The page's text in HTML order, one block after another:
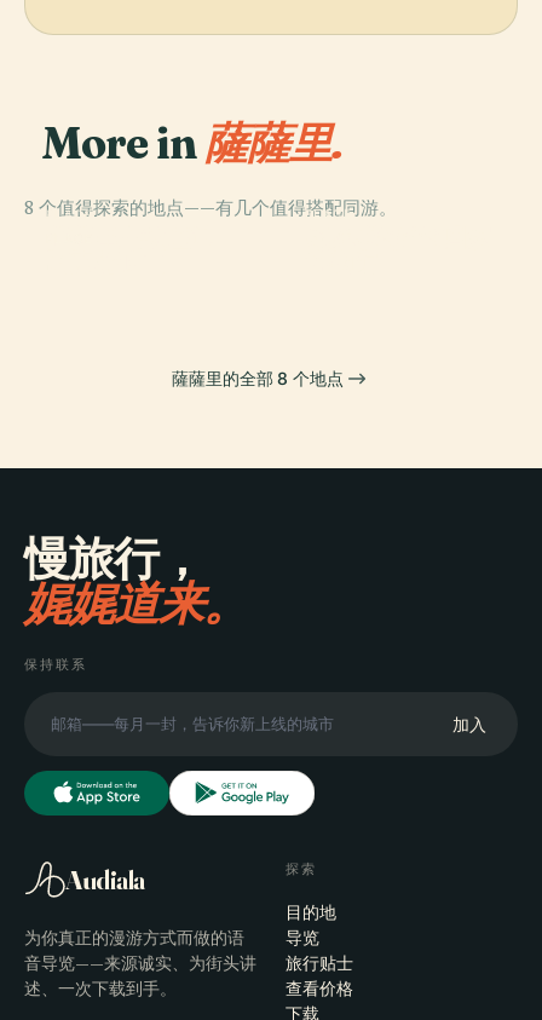
More in薩薩里.
8 个值得探索的地点——有几个值得搭配同游。
PLACE PLACE
PLACE
薩薩里的全部 8 个地点
慢旅行，
娓娓道来。
保持联系
加入
Audiala
为你真正的漫游方式而做的语
音导览——来源诚实、为街头讲
述、一次下载到手。
探索
目的地
导览
旅行贴士
查看价格
下载